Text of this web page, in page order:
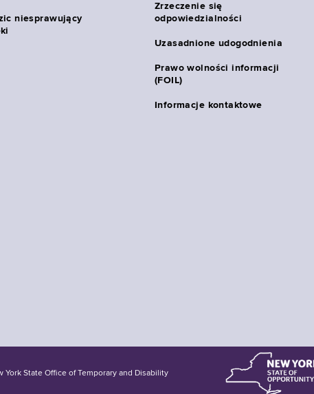
niesprawujący
Zrzeczenie się
odpowiedzialności
Uzasadnione udogodnienia
Prawo wolności informacji
(FOIL)
Informacje kontaktowe
York State Office of Temporary and Disability